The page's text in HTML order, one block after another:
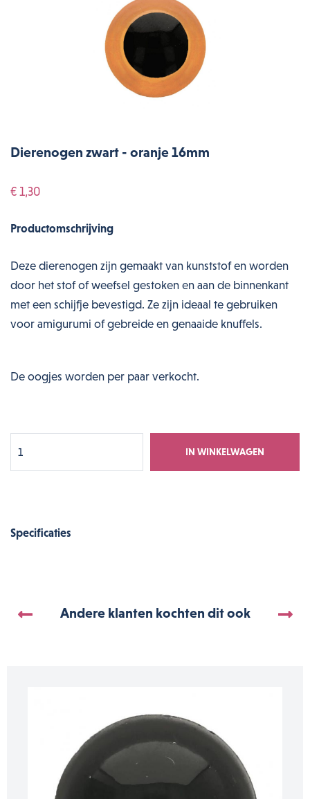
Dierenogen zwart - oranje 16mm
€ 1,30
Productomschrijving
Deze dierenogen zijn gemaakt van kunststof en worden
door het stof of weefsel gestoken en aan de binnenkant
met een schijfje bevestigd. Ze zijn ideaal te gebruiken
voor amigurumi of gebreide en genaaide knuffels.
De oogjes worden per paar verkocht.
IN WINKELWAGEN
Specificaties
Andere klanten kochten dit ook